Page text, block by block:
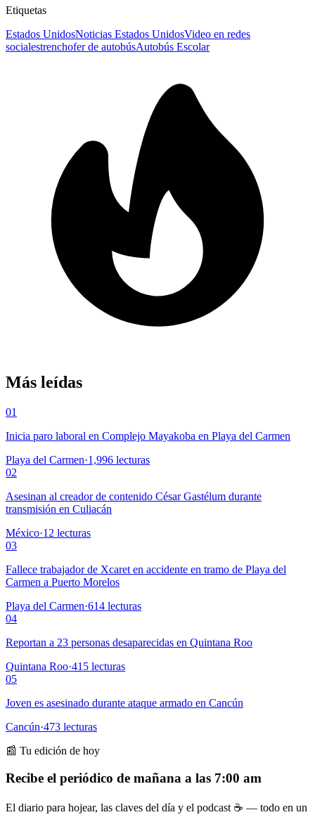
Etiquetas
Estados UnidosNoticias Estados UnidosVideo en redes
socialestrenchofer de autobúsAutobús Escolar
Más leídas
01
Inicia paro laboral en Complejo Mayakoba en Playa del Carmen
Playa del Carmen·1,996 lecturas
02
Asesinan al creador de contenido César Gastélum durante
transmisión en Culiacán
México·12 lecturas
03
Fallece trabajador de Xcaret en accidente en tramo de Playa del
Carmen a Puerto Morelos
Playa del Carmen·614 lecturas
04
Reportan a 23 personas desaparecidas en Quintana Roo
Quintana Roo·415 lecturas
05
Joven es asesinado durante ataque armado en Cancún
Cancún·473 lecturas
📰 Tu edición de hoy
Recibe el periódico de mañana a las 7:00 am
El diario para hojear, las claves del día y el podcast ☕ — todo en un